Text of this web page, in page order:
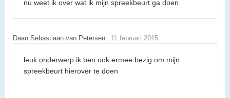
nu weet ik over wat ik mijn spreekbeurt ga doen
Daan Sebastiaan van Petersen 11 februari 2015
leuk onderwerp ik ben ook ermee bezig om mijn
spreekbeurt hierover te doen